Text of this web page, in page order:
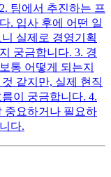
팀에서 추진하는 프
. 입사 후에 어떤 일
실제로 경영기획
궁금합니다. 3. 경
통 어떻게 되는지
같지만, 실제 현직
이 궁금합니다. 4.
중요하거나 필요하
다.